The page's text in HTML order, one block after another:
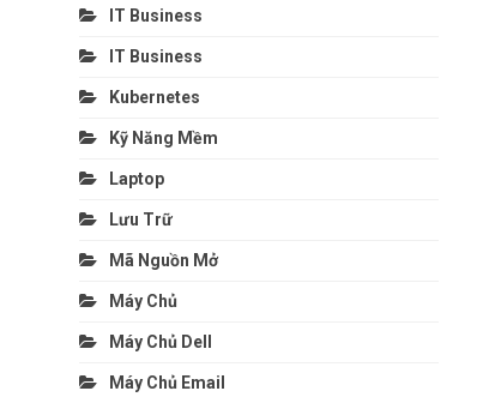
IT Business
IT Business
Kubernetes
Kỹ Năng Mềm
Laptop
Lưu Trữ
Mã Nguồn Mở
Máy Chủ
Máy Chủ Dell
Máy Chủ Email